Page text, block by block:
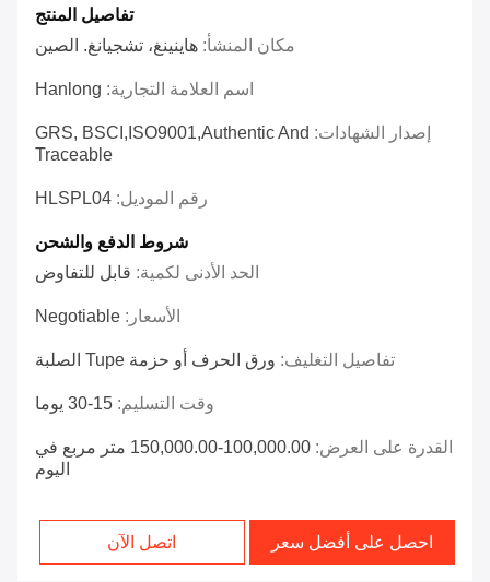
تفاصيل المنتج
مكان المنشأ: هاينينغ، تشجيانغ. الصين
اسم العلامة التجارية: Hanlong
إصدار الشهادات: GRS, BSCI,ISO9001,Authentic And
Traceable
رقم الموديل: HLSPL04
شروط الدفع والشحن
الحد الأدنى لكمية: قابل للتفاوض
الأسعار: Negotiable
تفاصيل التغليف: ورق الحرف أو حزمة Tupe الصلبة
وقت التسليم: 15-30 يوما
القدرة على العرض:
100,000.00-150,000.00 متر مربع في
اليوم
احصل على أفضل سعر اتصل الآن